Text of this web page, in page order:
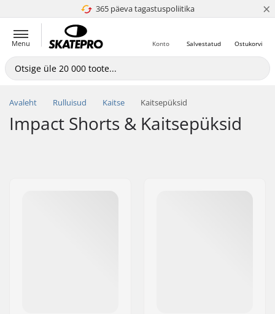
365 päeva tagastuspoliitika
4.8 paljaks 5 ×
Menu Ostukorvi
Salvestatud
Konto
Avaleht Rulluisud Kaitse Kaitsepüksid
Impact Shorts & Kaitsepüksid